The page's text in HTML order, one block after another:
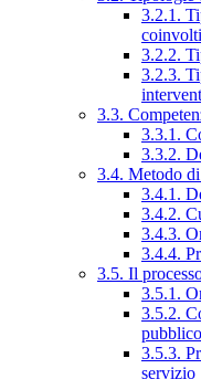
3.2.1.
3.2.2.
3.2.3.
3.3.
3.3.1.
3.3.2.
3.4. Metodo
3.4.1.
3.4.2.
3.4.3.
3.4.4.
3.5. Il
3.5.1.
3.5.2.
pubblico
3.5.3.
servizio